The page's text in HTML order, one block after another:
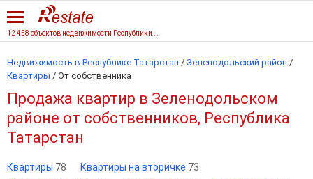
Недвижимость в Республике Татарстан / Зеленодольский район /
Квартиры / От собственника
Продажа квартир в Зеленодольском
районе от собственников, Республика
Татарстан
Квартиры 78 Квартиры на вторичке 73